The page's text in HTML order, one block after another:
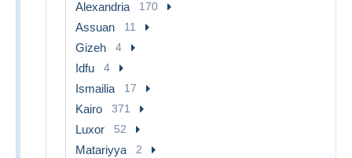
Alexandria 170
Assuan 11
Gizeh 4
Idfu 4
Ismailia 17
Kairo 371
Luxor 52
Matariyya 2